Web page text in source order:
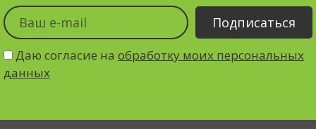
Даю согласие на обработку моих персональных
данных